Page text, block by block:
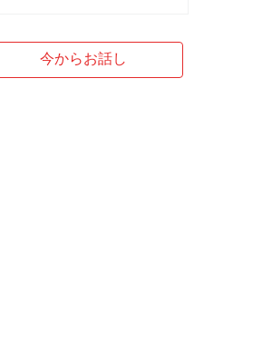
今からお話し